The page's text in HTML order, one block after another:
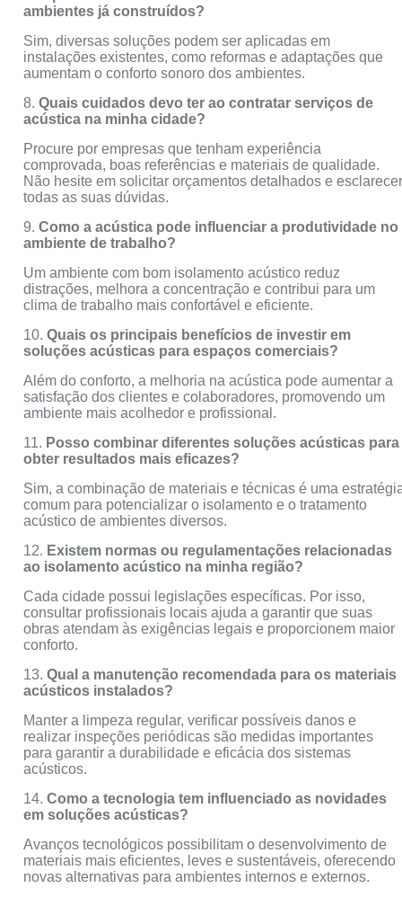
ambientes já construídos?
Sim, diversas soluções podem ser aplicadas em
instalações existentes, como reformas e adaptações que
aumentam o conforto sonoro dos ambientes.
8.Quais cuidados devo ter ao contratar serviços de
acústica na minha cidade?
Procure por empresas que tenham experiência
comprovada, boas referências e materiais de qualidade.
Não hesite em solicitar orçamentos detalhados e
todas as suas dúvidas.
9.Como a acústica pode influenciar a produtividade no
ambiente de trabalho?
Um ambiente com bom isolamento acústico reduz
distrações, melhora a concentração e contribui para um
clima de trabalho mais confortável e eficiente.
10.Quais os principais benefícios de investir em
soluções acústicas para espaços comerciais?
Além do conforto, a melhoria na acústica pode aumentar a
satisfação dos clientes e colaboradores, promovendo um
ambiente mais acolhedor e profissional.
11. Posso combinar diferentes soluções acústicas para
obter resultados mais eficazes?
Sim, a combinação de materiais e técnicas é uma
comum para potencializar o isolamento e o tratamento
acústico de ambientes diversos.
12. Existem normas ou regulamentações relacionadas
ao isolamento acústico na minha região?
Cada cidade possui legislações específicas. Por isso,
consultar profissionais locais ajuda a garantir que suas
obras atendam às exigências legais e proporcionem maior
conforto.
13.Qual a manutenção recomendada para os materiais
acústicos instalados?
Manter a limpeza regular, verificar possíveis danos e
realizar inspeções periódicas são medidas importantes
para garantir a durabilidade e eficácia dos sistemas
acústicos.
14.Como a tecnologia tem influenciado as novidades
em soluções acústicas?
Avanços tecnológicos possibilitam o desenvolvimento de
materiais mais eficientes, leves e sustentáveis, oferecendo
novas alternativas para ambientes internos e externos.